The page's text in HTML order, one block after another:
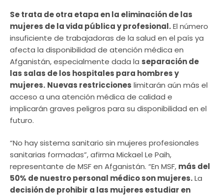
Se trata de otra etapa en la eliminación de las
mujeres de la vida pública y profesional.El número
insuficiente de trabajadoras de la salud en el país ya
afecta la disponibilidad de atención médica en
Afganistán, especialmente dada la separación de
las salas de los hospitales para hombres y
mujeres. Nuevas restricciones limitarán aún más el
acceso a una atención médica de calidad e
implicarán graves peligros para su disponibilidad en el
futuro.
“No hay sistema sanitario sin mujeres profesionales
sanitarias formadas”, afirma Mickael Le Paih,
representante de MSF en Afganistán. “En MSF, más del
50% de nuestro personal médico son mujeres.La
decisión de prohibir a las mujeres estudiar en